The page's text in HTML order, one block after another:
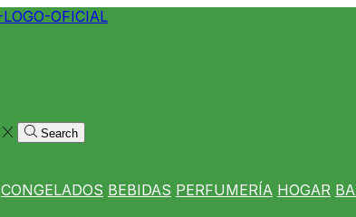
Search
CONGELADOS BEBIDAS PERFUMERÍA HOGAR